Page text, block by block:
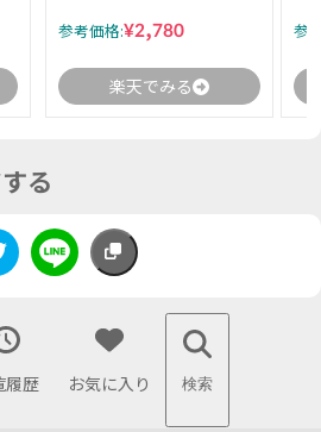
参考価格:¥2,780
楽天でみる
参
る
履歴 お気に入り 検索